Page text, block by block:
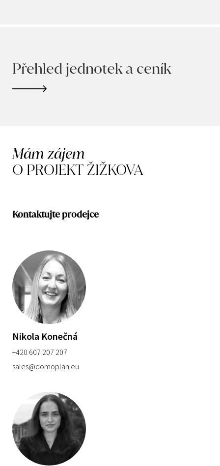
Přehled jednotek a ceník
Mám zájem
O PROJEKT ŽIŽKOVA
Kontaktujte prodejce
Nikola Konečná
+420 607 207 207
sales@domoplan.eu